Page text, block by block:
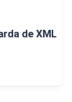
de XML